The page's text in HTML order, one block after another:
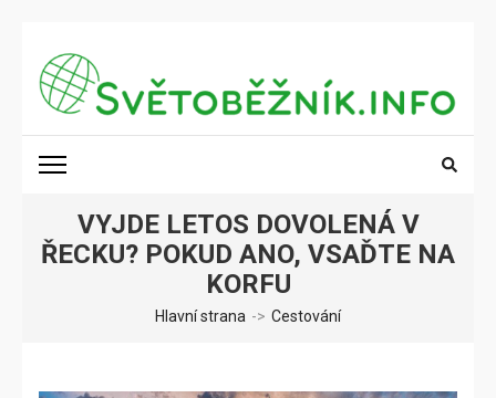
obsah
(stiskněte
Enter)
SVĚTOBĚŽNÍK.INFO
VYJDE LETOS DOVOLENÁ V
ŘECKU? POKUD ANO, VSAĎTE NA
KORFU
Hlavní strana -> Cestování